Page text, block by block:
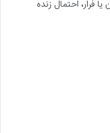
فرار، احتمال زنده